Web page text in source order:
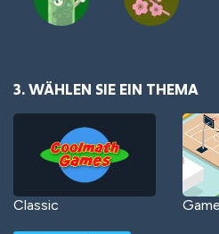
3. WÄHLEN SIE EIN THEMA
Classic